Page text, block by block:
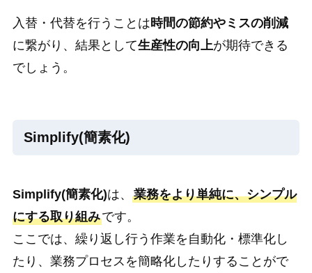
入替・代替を行うことは時間の節約やミスの削減
に繋がり、結果として生産性の向上が期待できる
でしょう。
Simplify(簡素化)
Simplify(簡素化)は、 業務をより単純に、シンプル
にする取り組みです。
ここでは、繰り返し行う作業を自動化・標準化し
たり、業務プロセスを簡略化したりすることがで